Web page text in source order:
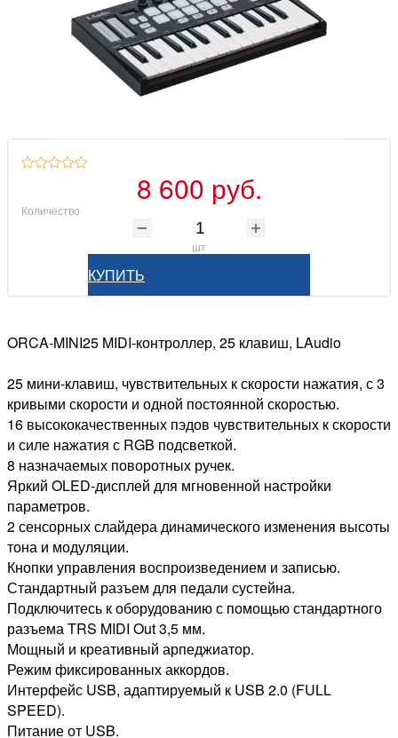
8 600 руб.
Количество
шт
КУПИТЬ
ORCA-MINI25 MIDI-контроллер, 25 клавиш, LAudio
25 мини-клавиш, чувствительных к скорости нажатия, с 3
кривыми скорости и одной постоянной скоростью.
16 высококачественных пэдов чувствительных к скорости
и силе нажатия с RGB подсветкой.
8 назначаемых поворотных ручек.
Яркий OLED-дисплей для мгновенной настройки
параметров.
2 сенсорных слайдера динамического изменения высоты
тона и модуляции.
Кнопки управления воспроизведением и записью.
Стандартный разъем для педали сустейна.
Подключитесь к оборудованию с помощью стандартного
разъема TRS MIDI Out 3,5 мм.
Мощный и креативный арпеджиатор.
Режим фиксированных аккордов.
Интерфейс USB, адаптируемый к USB 2.0 (FULL
SPEED).
Питание от USB.